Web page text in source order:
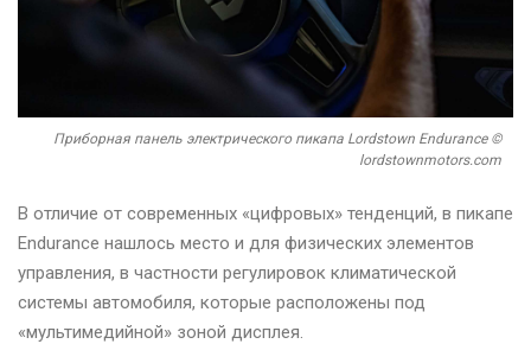
Приборная панель электрического пикапа Lordstown Endurance ©
lordstownmotors.com
В отличие от современных «цифровых» тенденций, в пикапе
Endurance нашлось место и для физических элементов
управления, в частности регулировок климатической
системы автомобиля, которые расположены под
«мультимедийной» зоной дисплея.